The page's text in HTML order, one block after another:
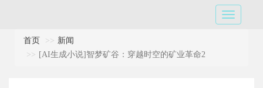
首页
新闻
[AI生成小说]智梦矿谷：穿越时空的矿业革命2